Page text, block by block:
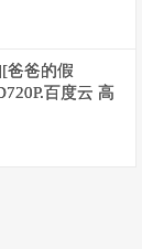
爸爸的假
百度云 高